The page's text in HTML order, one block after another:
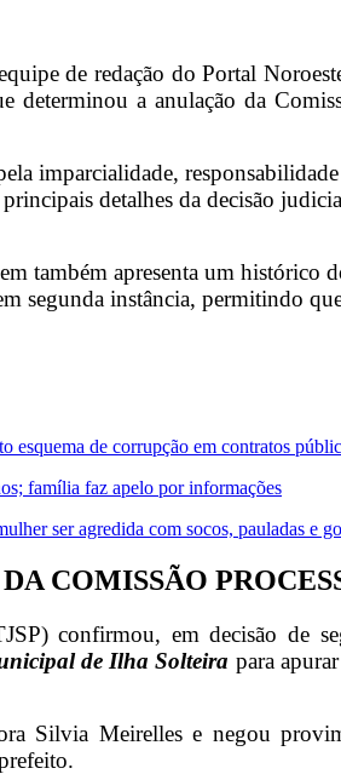
de redação do Portal
a anulação da
imparcialidade,
detalhes da decisão
também apresenta um histórico
segunda instância, permitindo
de corrupção em contratos
família faz apelo por informações
ser agredida com socos, pauladas e
COMISSÃO
confirmou, em decisão de
de Ilha Solteira para
Silvia Meirelles e negou